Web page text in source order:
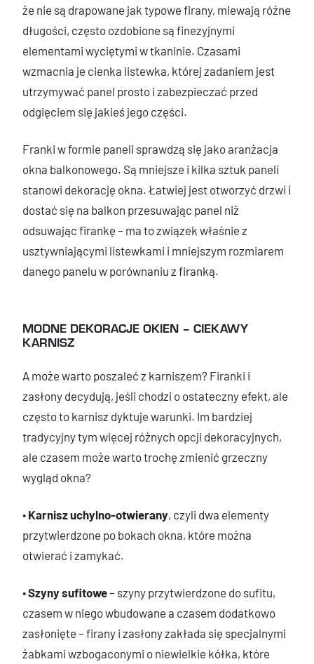
że nie są drapowane jak typowe firany, miewają różne
długości, często ozdobione są finezyjnymi
elementami wyciętymi w tkaninie. Czasami
wzmacnia je cienka listewka, której zadaniem jest
utrzymywać panel prosto i zabezpieczać przed
odgięciem się jakieś jego części.
Franki w formie paneli sprawdzą się jako aranżacja
okna balkonowego. Są mniejsze i kilka sztuk paneli
stanowi dekorację okna. Łatwiej jest otworzyć drzwi i
dostać się na balkon przesuwając panel niż
odsuwając firankę – ma to związek właśnie z
usztywniającymi listewkami i mniejszym rozmiarem
danego panelu w porównaniu z firanką.
MODNE DEKORACJE OKIEN – CIEKAWY
KARNISZ
A może warto poszaleć z karniszem? Firanki i
zasłony decydują, jeśli chodzi o ostateczny efekt, ale
często to karnisz dyktuje warunki. Im bardziej
tradycyjny tym więcej różnych opcji dekoracyjnych,
ale czasem może warto trochę zmienić grzeczny
wygląd okna?
• Karnisz uchylno-otwierany, czyli dwa elementy
przytwierdzone po bokach okna, które można
otwierać i zamykać.
•Szyny sufitowe– szyny przytwierdzone do sufitu,
czasem w niego wbudowane a czasem dodatkowo
zasłonięte – firany i zasłony zakłada się specjalnymi
żabkami wzbogaconymi o niewielkie kółka, które